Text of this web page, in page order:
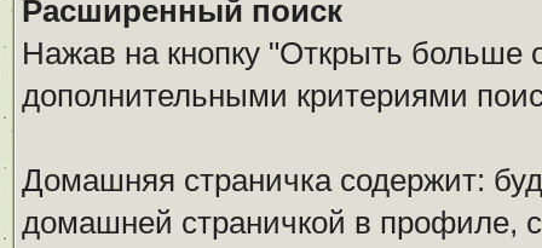
Расширенный поиск
Нажав на кнопку "Открыть больше
дополнительными критериями
Домашняя страничка содержит:
домашней страничкой в профиле,